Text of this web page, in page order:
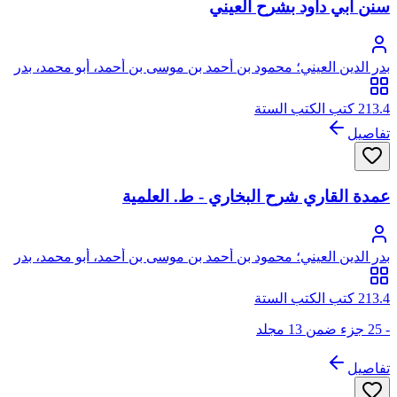
سنن أبي داود بشرح العيني
بدر الدين العيني؛ محمود بن أحمد بن موسى بن أحمد، أبو محمد، بدر
الدين العيني الحنفي
213.4 كتب الكتب الستة
تفاصيل
عمدة القاري شرح البخاري - ط. العلمية
بدر الدين العيني؛ محمود بن أحمد بن موسى بن أحمد، أبو محمد، بدر
الدين العيني الحنفي
213.4 كتب الكتب الستة
- 25 جزء ضمن 13 مجلد
تفاصيل